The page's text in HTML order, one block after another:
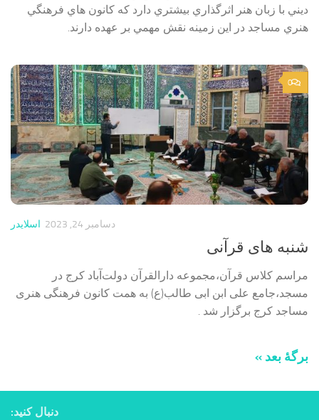
ديني با زبان هنر اثرگذاري بيشتري دارد که کانون هاي فرهنگي
هنري مساجد در اين زمينه نقش مهمي بر عهده دارند.
0
اسلایدر دسامبر 24, 2023
شنبه های قرآنی
مراسم کلاس قرآن،مجموعه دارالقرآن دولت‌آباد کرج در
مسجد،جامع علی ابن ابی طالب(ع) به همت کانون فرهنگی هنری
مساجد کرج برگزار شد .
برگهٔ بعد »
دنبال کنید: